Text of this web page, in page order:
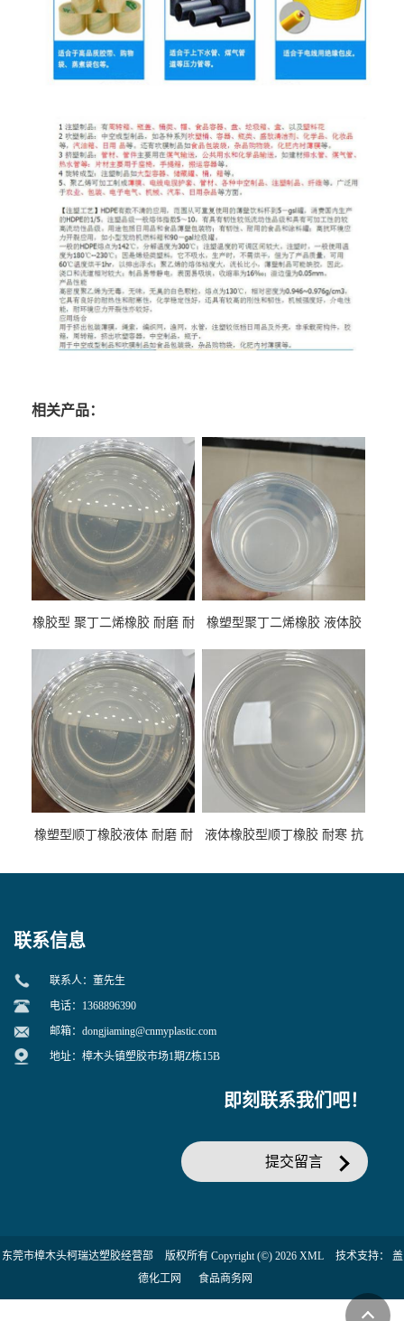
相关产品：
橡胶型 聚丁二烯橡胶 耐磨 耐
性
橡塑型聚丁二烯橡胶 液体胶
专用
橡塑型顺丁橡胶液体 耐磨 耐
液体橡胶型顺丁橡胶 耐寒 抗
联系信息
联系人：董先生
电话：1368896390
邮箱： dongjiaming@cnmyplastic.com
地址：樟木头镇塑胶市场1期Z栋15B
即刻联系我们吧！
提交留言
东莞市樟木头柯瑞达塑胶经营部 版权所有 Copyright (©) 2026 XML 技术支持： 盖
德化工网
食品商务网